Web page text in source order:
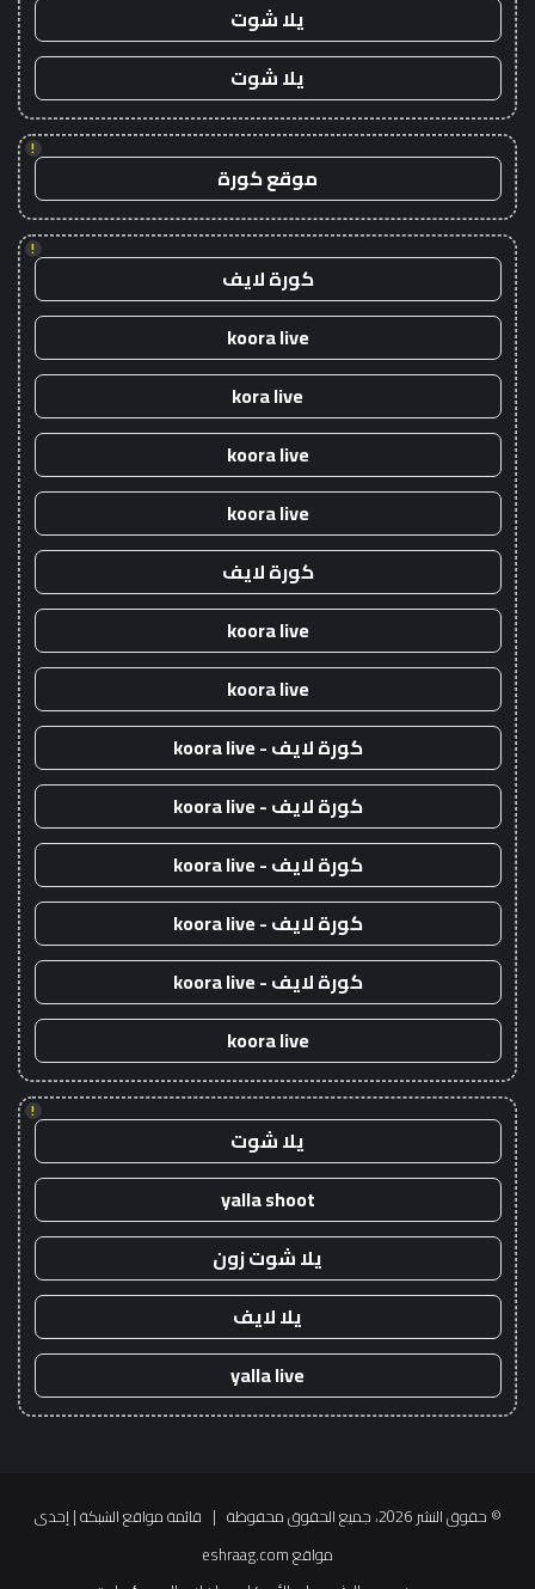
يلا شوت
يلا شوت
!
موقع كورة
!
كورة لايف
koora live
kora live
koora live
koora live
كورة لايف
koora live
koora live
كورة لايف - koora live
كورة لايف - koora live
كورة لايف - koora live
كورة لايف - koora live
كورة لايف - koora live
koora live
!
يلا شوت
yalla shoot
يلا شوت زون
يلا لايف
yalla live
© حقوق النشر 2026، جميع الحقوق محفوظة | قائمة مواقع الشبكة| إحدى
مواقعeshraag.com